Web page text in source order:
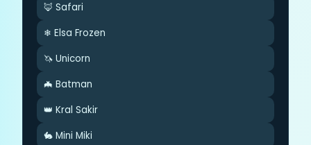
🦊 Safari
❄ Elsa Frozen
🦄 Unicorn
🦇 Batman
👑 Kral Sakir
🐇 Mini Miki